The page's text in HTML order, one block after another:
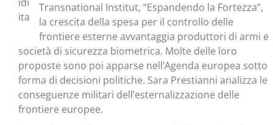
Transnational Institut, “Espandendo la Fortezza”,
la crescita della spesa per il controllo delle
frontiere esterne avvantaggia produttori di armi e
società di sicurezza biometrica. Molte delle loro
proposte sono poi apparse nell’Agenda europea sotto
forma di decisioni politiche. Sara Prestianni analizza le
conseguenze militari dell’esternalizzazione delle
frontiere europee.